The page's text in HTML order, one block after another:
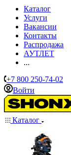
Каталог
Услуги
Вакансии
Контакты
Распродажа
АУТЛЕТ
...
+7 800 250-74-02
Войти
Каталог